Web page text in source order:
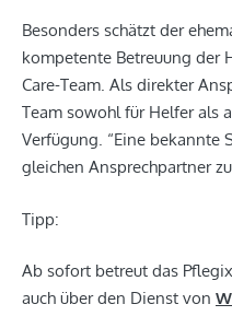
Besonders schätzt der
kompetente Betreuung der
Care-Team. Als direkter
Team sowohl für Helfer als
Verfügung. “Eine bekannte
gleichen Ansprechpartner
Tipp:
Ab sofort betreut das
auch über den Dienst von